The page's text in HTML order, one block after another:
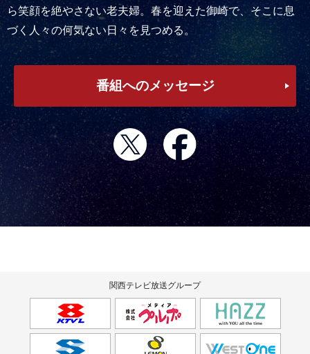
ら笑顔を絶やさない老夫婦。春を迎えた御崎で、そこに息
づく人々の何気ない日々を見つめる。
番組へのメッセージ
関西テレビ放送グループ